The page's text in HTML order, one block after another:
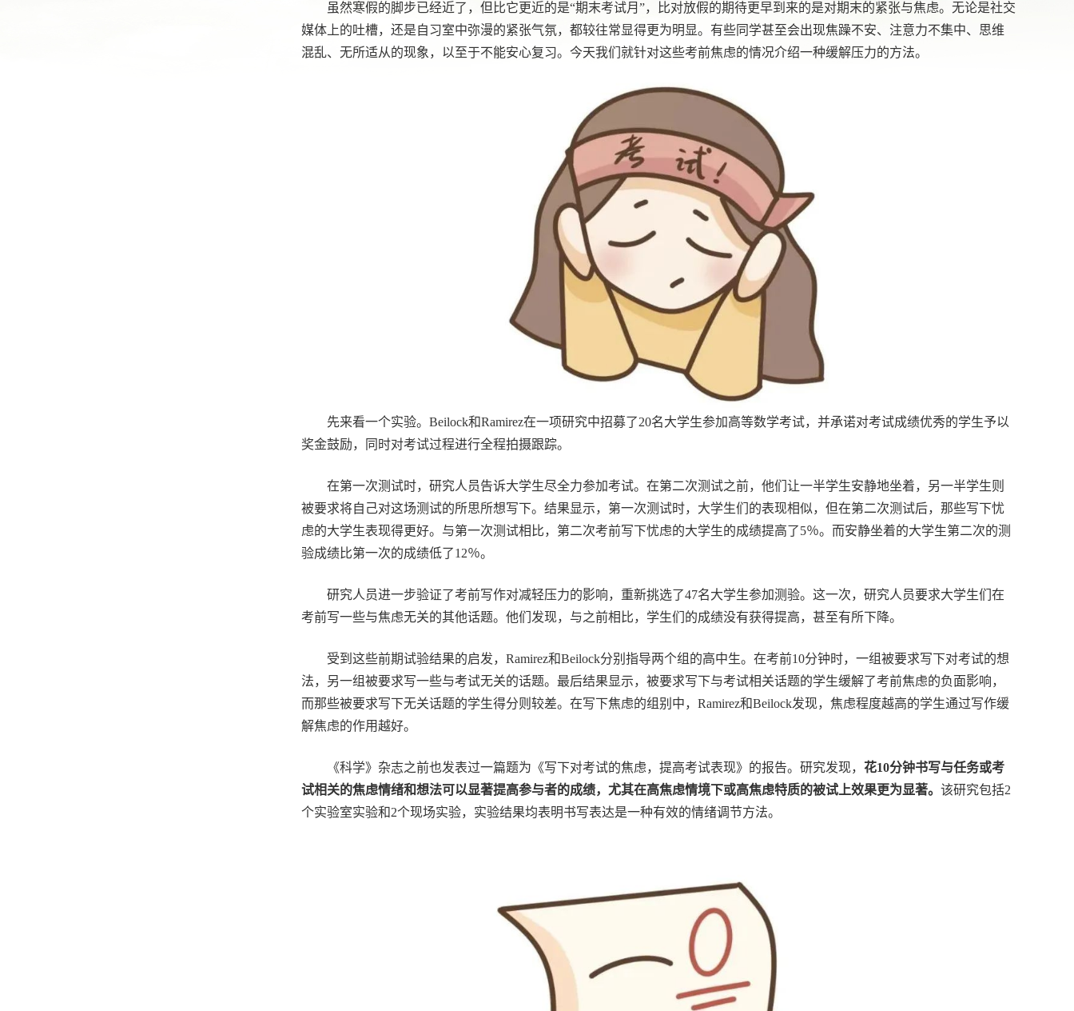
虽然寒假的脚步已经近了，但比它更近的是“期末考试月”，比对放假的期待更早到来的是对期末的紧张与焦虑。无论是社交
媒体上的吐槽，还是自习室中弥漫的紧张气氛，都较往常显得更为明显。有些同学甚至会出现焦躁不安、注意力不集中、思维
混乱、无所适从的现象，以至于不能安心复习。今天我们就针对这些考前焦虑的情况介绍一种缓解压力的方法。
先来看一个实验。Beilock和Ramirez在一项研究中招募了20名大学生参加高等数学考试，并承诺对考试成绩优秀的学生予以
奖金鼓励，同时对考试过程进行全程拍摄跟踪。
在第一次测试时，研究人员告诉大学生尽全力参加考试。在第二次测试之前，他们让一半学生安静地坐着，另一半学生则
被要求将自己对这场测试的所思所想写下。结果显示，第一次测试时，大学生们的表现相似，但在第二次测试后，那些写下忧
虑的大学生表现得更好。与第一次测试相比，第二次考前写下忧虑的大学生的成绩提高了5％。而安静坐着的大学生第二次的测
验成绩比第一次的成绩低了12％。
研究人员进一步验证了考前写作对减轻压力的影响，重新挑选了47名大学生参加测验。这一次，研究人员要求大学生们在
考前写一些与焦虑无关的其他话题。他们发现，与之前相比，学生们的成绩没有获得提高，甚至有所下降。
受到这些前期试验结果的启发，Ramirez和Beilock分别指导两个组的高中生。在考前10分钟时，一组被要求写下对考试的想
法，另一组被要求写一些与考试无关的话题。最后结果显示，被要求写下与考试相关话题的学生缓解了考前焦虑的负面影响，
而那些被要求写下无关话题的学生得分则较差。在写下焦虑的组别中，Ramirez和Beilock发现，焦虑程度越高的学生通过写作缓
解焦虑的作用越好。
《科学》杂志之前也发表过一篇题为《写下对考试的焦虑，提高考试表现》的报告。研究发现， 花10分钟书写与任务或考
试相关的焦虑情绪和想法可以显著提高参与者的成绩，尤其在高焦虑情境下或高焦虑特质的被试上效果更为显著。 该研究包括2
个实验室实验和2个现场实验，实验结果均表明书写表达是一种有效的情绪调节方法。